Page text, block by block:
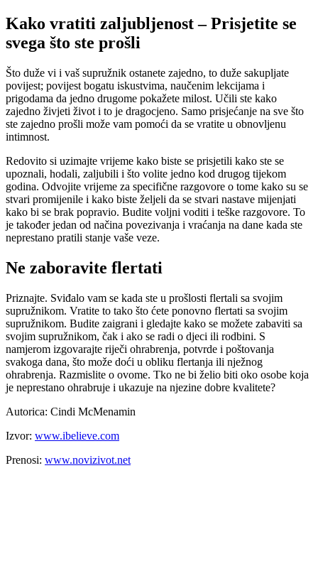
Kako vratiti zaljubljenost – Prisjetite se
svega što ste prošli
Što duže vi i vaš supružnik ostanete zajedno, to duže sakupljate
povijest; povijest bogatu iskustvima, naučenim lekcijama i
prigodama da jedno drugome pokažete milost. Učili ste kako
zajedno živjeti život i to je dragocjeno. Samo prisjećanje na sve što
ste zajedno prošli može vam pomoći da se vratite u obnovljenu
intimnost.
Redovito si uzimajte vrijeme kako biste se prisjetili kako ste se
upoznali, hodali, zaljubili i što volite jedno kod drugog tijekom
godina. Odvojite vrijeme za specifične razgovore o tome kako su se
stvari promijenile i kako biste željeli da se stvari nastave mijenjati
kako bi se brak popravio. Budite voljni voditi i teške razgovore. To
je također jedan od načina povezivanja i vraćanja na dane kada ste
neprestano pratili stanje vaše veze.
Ne zaboravite flertati
Priznajte. Sviđalo vam se kada ste u prošlosti flertali sa svojim
supružnikom. Vratite to tako što ćete ponovno flertati sa svojim
supružnikom. Budite zaigrani i gledajte kako se možete zabaviti sa
svojim supružnikom, čak i ako se radi o djeci ili rodbini. S
namjerom izgovarajte riječi ohrabrenja, potvrde i poštovanja
svakoga dana, što može doći u obliku flertanja ili nježnog
ohrabrenja. Razmislite o ovome. Tko ne bi želio biti oko osobe koja
je neprestano ohrabruje i ukazuje na njezine dobre kvalitete?
Autorica: Cindi McMenamin
Izvor: www.ibelieve.com
Prenosi: www.novizivot.net